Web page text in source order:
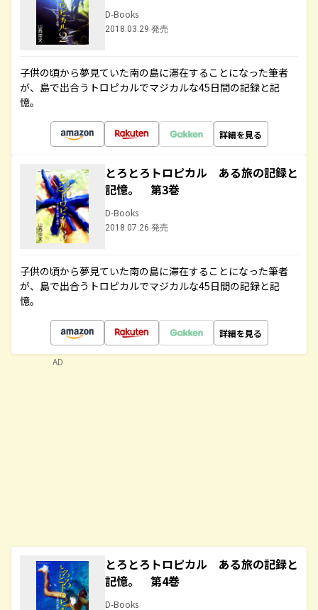
D-Books
2018.03.29 発売
子供の頃から夢見ていた南の島に滞在することになった筆者
が、島で出合うトロピカルでマジカルな45日間の記録と記
憶。
詳細を見る
とろとろトロピカル ある旅の記録と
記憶。 第3巻
D-Books
2018.07.26 発売
子供の頃から夢見ていた南の島に滞在することになった筆者
が、島で出合うトロピカルでマジカルな45日間の記録と記
憶。
詳細を見る
とろとろトロピカル ある旅の記録と
記憶。 第4巻
D-Books
AD